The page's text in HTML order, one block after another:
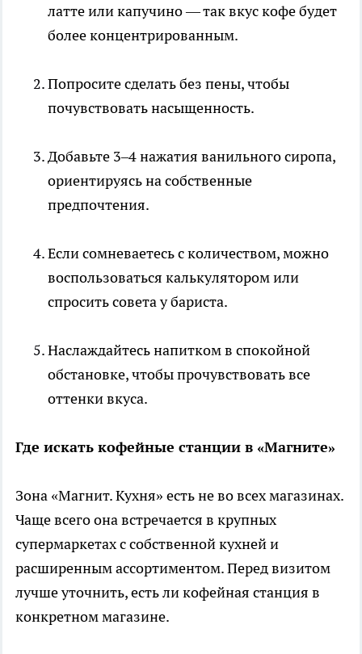
латте или капучино — так вкус кофе будет
более концентрированным.
Попросите сделать без пены, чтобы
почувствовать насыщенность.
Добавьте 3–4 нажатия ванильного сиропа,
ориентируясь на собственные
предпочтения.
Если сомневаетесь с количеством, можно
воспользоваться калькулятором или
спросить совета у бариста.
Наслаждайтесь напитком в спокойной
обстановке, чтобы прочувствовать все
оттенки вкуса.
Где искать кофейные станции в «Магните»
Зона «Магнит. Кухня» есть не во всех магазинах.
Чаще всего она встречается в крупных
супермаркетах с собственной кухней и
расширенным ассортиментом. Перед визитом
лучше уточнить, есть ли кофейная станция в
конкретном магазине.